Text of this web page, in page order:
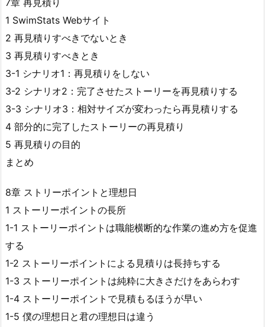
1 SwimStats Webサイト
2 再見積りすべきでないとき
3 再見積りすべきとき
3-1 シナリオ1：再見積りをしない
3-2 シナリオ2：完了させたストーリーを再見積りする
3-3 シナリオ3：相対サイズが変わったら再見積りする
4 部分的に完了したストーリーの再見積り
5 再見積りの目的
まとめ
8章 ストリーポイントと理想日
1 ストーリーポイントの長所
1-1 ストーリーポイントは職能横断的な作業の進め方を促進
する
1-2 ストーリーポイントによる見積りは長持ちする
1-3 ストーリーポイントは純粋に大きさだけをあらわす
1-4 ストーリーポイントで見積もるほうが早い
1-5 僕の理想日と君の理想日は違う